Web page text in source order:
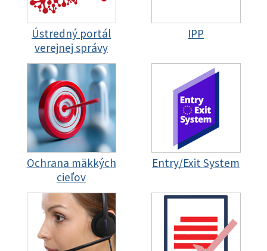
Ústredný portál
verejnej správy
IPP
Ochrana mäkkých
cieľov
Entry/Exit System